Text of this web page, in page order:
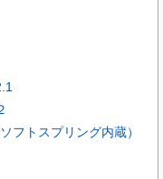
フトスプリング内蔵）